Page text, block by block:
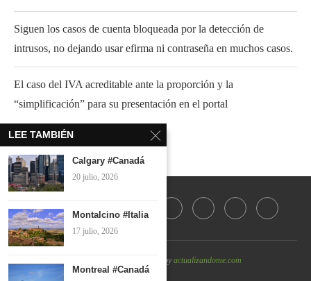
Siguen los casos de cuenta bloqueada por la detección de
intrusos, no dejando usar efirma ni contraseña en muchos casos.
El caso del IVA acreditable ante la proporción y la
“simplificación” para su presentación en el portal
@2022 - All Right Reserved byactualizandome.com
LEE TAMBIÉN
Calgary #Canadá
20 julio, 2026
Montalcino #Italia
17 julio, 2026
Montreal #Canadá